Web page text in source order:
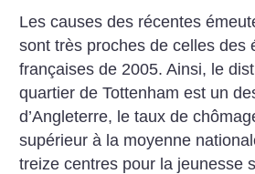
Les causes des récentes
sont très proches de celles des
françaises de 2005. Ainsi, le
quartier de Tottenham est un
d’Angleterre, le taux de
supérieur à la moyenne
treize centres pour la jeunesse